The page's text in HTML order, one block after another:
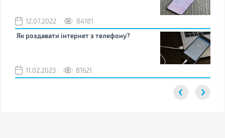
12.07.2022
84181
Як роздавати інтернет з телефону?
11.02.2023 81621